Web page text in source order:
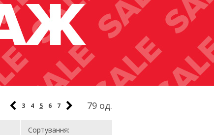
79 од.
3 4 5 6 7
Сортування: